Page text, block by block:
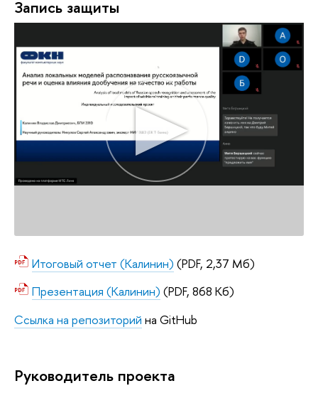
Запись защиты
Итоговый отчет (Калинин) (PDF, 2,37 Мб)
Презентация (Калинин) (PDF, 868 Кб)
Ссылка на репозиторий на GitHub
Руководитель проекта